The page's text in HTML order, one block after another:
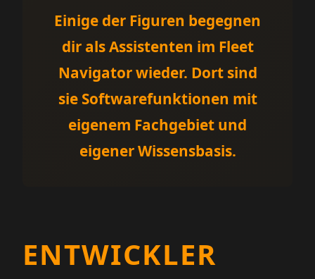
Einige der Figuren begegnen
dir als Assistenten im Fleet
Navigatorwieder. Dort sind
sie Softwarefunktionen mit
eigenem Fachgebiet und
eigener Wissensbasis.
ENTWICKLER